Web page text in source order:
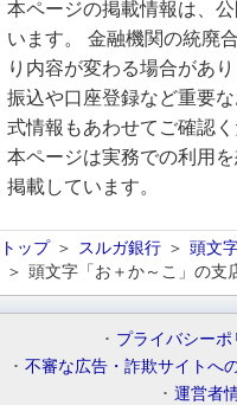
本ページの掲載情報は、
います。 金融機関の統廃
り内容が変わる場合があり
振込や口座登録など重要
式情報もあわせてご確認く
本ページは実務での利用
掲載しています。
トップ スルガ銀行
頭文
頭文字「お＋か～こ」の支
プライバシーポ
不審な広告・詐欺サイトへ
運営者